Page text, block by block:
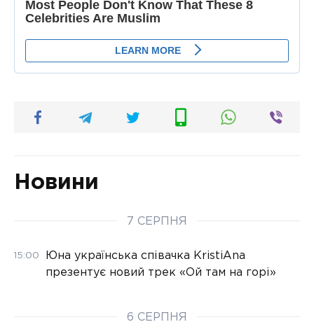
Новини
7 СЕРПНЯ
15:00
Юна українська співачка KristiAna
презентує новий трек «Ой там на горі»
6 СЕРПНЯ